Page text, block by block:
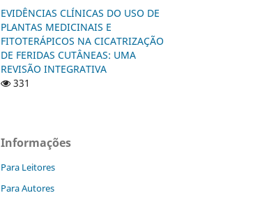
EVIDÊNCIAS CLÍNICAS DO USO DE
PLANTAS MEDICINAIS E
FITOTERÁPICOS NA CICATRIZAÇÃO
DE FERIDAS CUTÂNEAS: UMA
REVISÃO INTEGRATIVA
331
Informações
Para Leitores
Para Autores